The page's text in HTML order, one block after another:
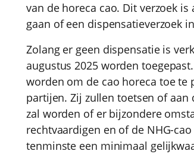
van de horeca cao. Dit verzoek
gaan of een dispensatieverzoek
Zolang er geen dispensatie is
augustus 2025 worden
worden om de cao horeca toe te
partijen. Zij zullen toetsen of
zal worden of er bijzondere
rechtvaardigen en of de NHG-
tenminste een minimaal